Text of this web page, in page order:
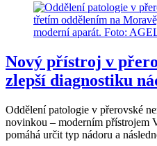
Nový přístroj v
zlepší diagnostiku
Oddělení patologie v přerovské
novinkou – moderním přístrojem
pomáhá určit typ nádoru a